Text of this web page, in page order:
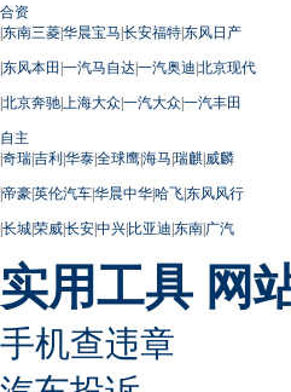
合资
|东南三菱|华晨宝马|长安福特|东风日产
|东风本田 |一汽马自达|一汽奥迪|北京现代
|北京奔驰| 上海大众|一汽大众|一汽丰田
自主
|奇瑞|吉利|华泰|全球鹰|海马|瑞麒|威麟
|帝豪|英伦汽车|华晨中华|哈飞|东风风行
|长城|荣威|长安|中兴|比亚迪|东南|广汽
实用工具 网
手机查违章